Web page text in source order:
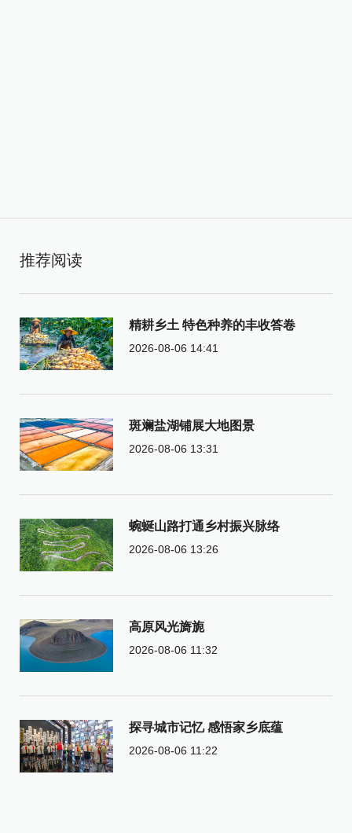
推荐阅读
精耕乡土 特色种养的丰收答卷
2026-08-06 14:41
斑斓盐湖铺展大地图景
2026-08-06 13:31
蜿蜒山路打通乡村振兴脉络
2026-08-06 13:26
高原风光旖旎
2026-08-06 11:32
探寻城市记忆 感悟家乡底蕴
2026-08-06 11:22